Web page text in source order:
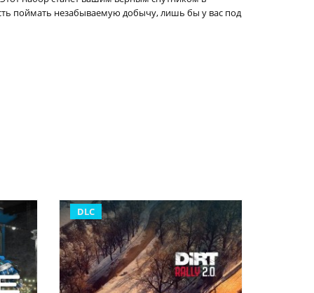
поймать незабываемую добычу, лишь бы у вас под
DLC